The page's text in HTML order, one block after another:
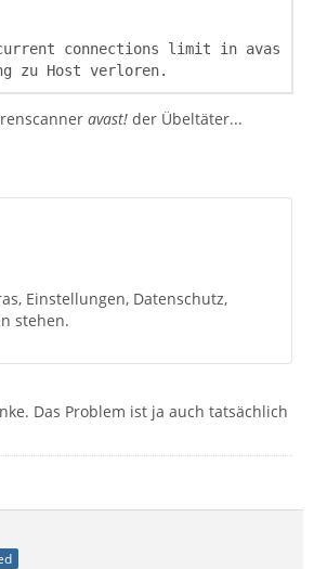
zu Host verloren.
avast! der Übeltäter...
Einstellungen, Datenschutz,
stehen.
Das Problem ist ja auch tatsächlich